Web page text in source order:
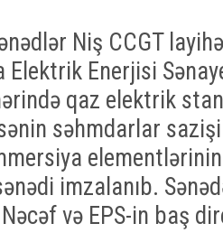
Niş CCGT
Elektrik Enerjisi
qaz elektrik
səhmdarlar
imzalanıb.
və EPS-in baş